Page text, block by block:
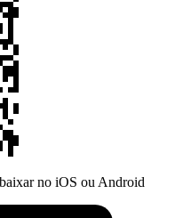
no iOS ou Android